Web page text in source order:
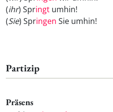
(ihr) Springt umhin!
(Sie) Springen Sie umhin!
Partizip
Präsens